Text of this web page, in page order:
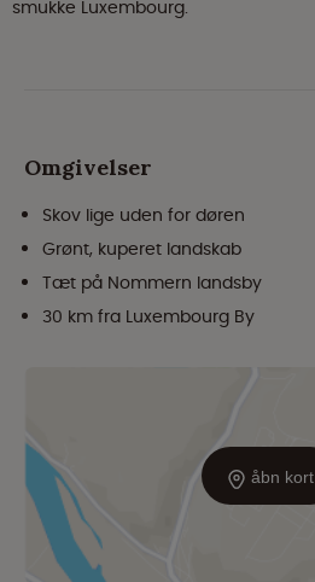
smukke Luxembourg.
åbn kort
Omgivelser
Skov lige uden for døren
Grønt, kuperet landskab
Tæt på Nommern landsby
30 km fra Luxembourg By